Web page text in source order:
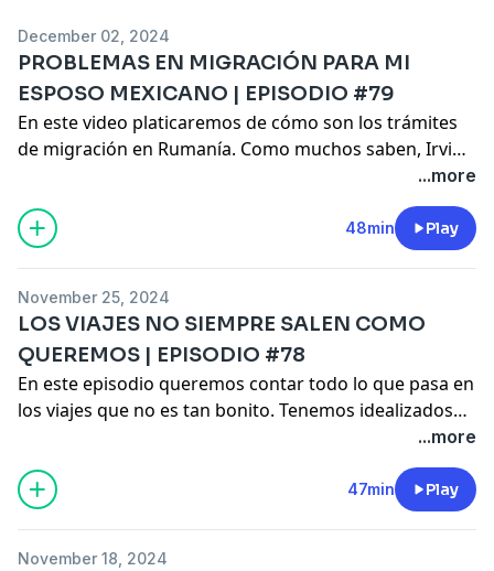
December 02, 2024
PROBLEMAS EN MIGRACIÓN PARA MI
ESPOSO MEXICANO | EPISODIO #79
En este video platicaremos de cómo son los trámites
de migración en Rumanía. Como muchos saben, Irving
es mexicano, y para poder vivir en Rumanía, tiene que
tener una residencia. El problema es que, después de
5 años, se venció y era momento de renovarla.
Tuvimos algunos problemas que hoy queremos
...more
48min Play
November 25, 2024
LOS VIAJES NO SIEMPRE SALEN COMO
QUEREMOS | EPISODIO #78
En este episodio queremos contar todo lo que pasa en
los viajes que no es tan bonito. Tenemos idealizados
los viajes, como si todo fuera perfecto y siempre
saliera bien, pero realmente no es así. Siempre hay
contratiempos y cosas que no salen como las
planeaste, y hoy queremos platicar sobre todas esas
...more
47min Play
November 18, 2024